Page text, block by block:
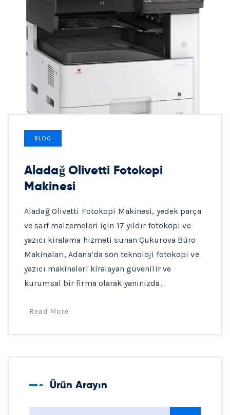
BLOG
Aladağ Olivetti Fotokopi
Makinesi
Aladağ Olivetti Fotokopi Makinesi, yedek parça
ve sarf malzemeleri için 17 yıldır fotokopi ve
yazıcı kiralama hizmeti sunan Çukurova Büro
Makinaları, Adana’da son teknoloji fotokopi ve
yazıcı makineleri kiralayan güvenilir ve
kurumsal bir firma olarak yanınızda.
Read More
Ürün Arayın